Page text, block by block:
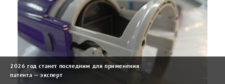
2026 год станет последним для применения
патента — эксперт